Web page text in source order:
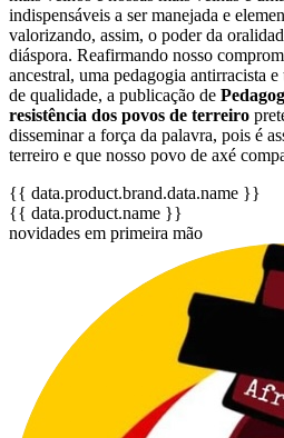
indispensáveis a ser manejada e
valorizando, assim, o poder da
diáspora. Reafirmando nosso
ancestral, uma pedagogia antirracista
de qualidade, a publicação de
resistência dos povos de terreiro
disseminar a força da palavra, pois é
terreiro e que nosso povo de axé
{{ data.product.brand.data.name }}
{{ data.product.name }}
novidades em primeira mão